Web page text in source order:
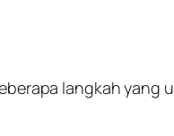
langkah yang